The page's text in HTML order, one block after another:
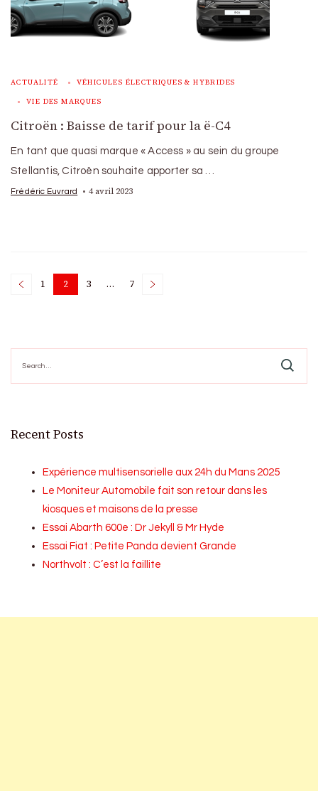
ACTUALITÉ VÉHICULES ÉLECTRIQUES & HYBRIDES
VIE DES MARQUES
Citroën : Baisse de tarif pour la ë-C4
En tant que quasi marque « Access » au sein du groupe
Stellantis, Citroën souhaite apporter sa …
Frédéric Euvrard 4 avril 2023
Posts
Page
1 Page
2 Page
3 … Page
7
for:
Recent Posts
Expérience multisensorielle aux 24h du Mans 2025
Le Moniteur Automobile fait son retour dans les
kiosques et maisons de la presse
Essai Abarth 600e : Dr Jekyll & Mr Hyde
Essai Fiat : Petite Panda devient Grande
Northvolt : C’est la faillite